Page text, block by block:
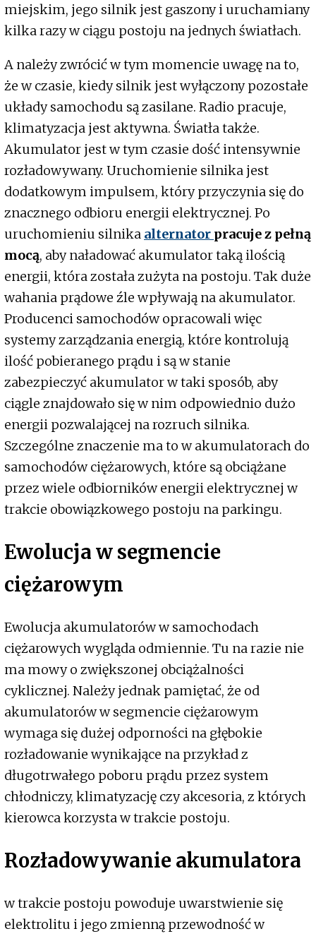
miejskim, jego silnik jest gaszony i uruchamiany
kilka razy w ciągu postoju na jednych światłach.
A należy zwrócić w tym momencie uwagę na to,
że w czasie, kiedy silnik jest wyłączony pozostałe
układy samochodu są zasilane. Radio pracuje,
klimatyzacja jest aktywna. Światła także.
Akumulator jest w tym czasie dość intensywnie
rozładowywany. Uruchomienie silnika jest
dodatkowym impulsem, który przyczynia się do
znacznego odbioru energii elektrycznej. Po
uruchomieniu silnika alternator pracuje z pełną
mocą, aby naładować akumulator taką ilością
energii, która została zużyta na postoju. Tak duże
wahania prądowe źle wpływają na akumulator.
Producenci samochodów opracowali więc
systemy zarządzania energią, które kontrolują
ilość pobieranego prądu i są w stanie
zabezpieczyć akumulator w taki sposób, aby
ciągle znajdowało się w nim odpowiednio dużo
energii pozwalającej na rozruch silnika.
Szczególne znaczenie ma to w akumulatorach do
samochodów ciężarowych, które są obciążane
przez wiele odbiorników energii elektrycznej w
trakcie obowiązkowego postoju na parkingu.
Ewolucja w segmencie
ciężarowym
Ewolucja akumulatorów w samochodach
ciężarowych wygląda odmiennie. Tu na razie nie
ma mowy o zwiększonej obciążalności
cyklicznej. Należy jednak pamiętać, że od
akumulatorów w segmencie ciężarowym
wymaga się dużej odporności na głębokie
rozładowanie wynikające na przykład z
długotrwałego poboru prądu przez system
chłodniczy, klimatyzację czy akcesoria, z których
kierowca korzysta w trakcie postoju.
Rozładowywanie akumulatora
w trakcie postoju powoduje uwarstwienie się
elektrolitu i jego zmienną przewodność w